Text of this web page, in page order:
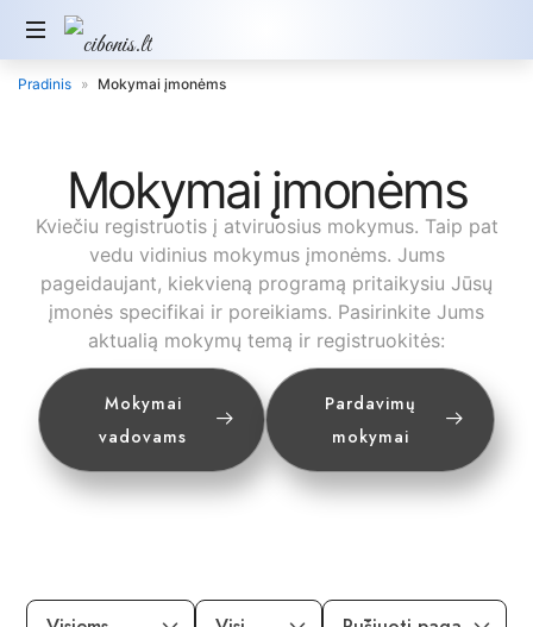
Pradinis » Mokymai įmonėms
Mokymai įmonėms
Kviečiu registruotis į atviruosius mokymus. Taip pat
vedu vidinius mokymus įmonėms. Jums
pageidaujant, kiekvieną programą pritaikysiu Jūsų
įmonės specifikai ir poreikiams. Pasirinkite Jums
aktualią mokymų temą ir registruokitės:
Mokymai
vadovams
Pardavimų
mokymai